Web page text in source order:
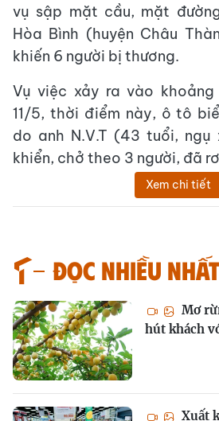
vụ sập mặt cầu, mặt
Hòa Bình (huyện Châu
khiến 6 người bị thương.
Vụ việc xảy ra vào
11/5, thời điểm này, ô tô
do anh N.V.T (43 tuổi, ngụ
khiển, chở theo 3 người, đã
Xem chi tiết
Đọc nhiều nhất
Mơ
hút khách
Xuất